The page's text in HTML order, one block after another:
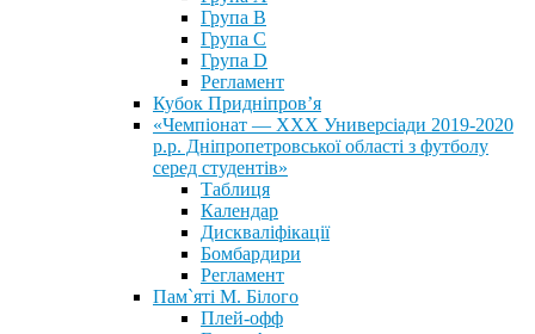
Група В
Група С
Група D
Регламент
Кубок Придніпров’я
«Чемпіонат — ХХХ Универсіади 2019-2020
р.р. Дніпропетровської області з футболу
серед студентів»
Таблиця
Календар
Дискваліфікації
Бомбардири
Регламент
Пам`яті М. Білого
Плей-офф